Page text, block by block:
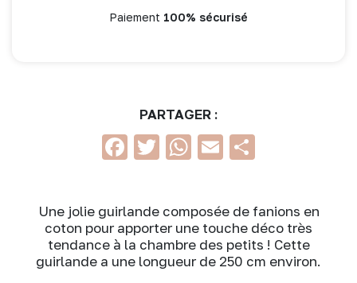
Paiement 100% sécurisé
PARTAGER :
Facebook
Twitter
WhatsApp
Email
Une jolie guirlande composée de fanions en
coton pour apporter une touche déco très
tendance à la chambre des petits ! Cette
guirlande a une longueur de 250 cm environ.